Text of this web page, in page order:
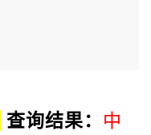
查询结果： 中